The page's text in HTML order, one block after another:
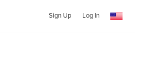
Sign Up Log In